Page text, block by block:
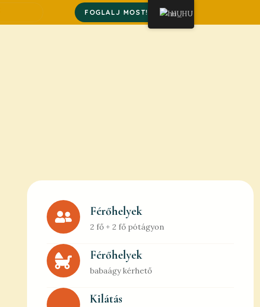
FOGLALJ MOST!
Férőhelyek
2 fő + 2 fő pótágyon
Férőhelyek
babaágy kérhető
Kilátás
HU